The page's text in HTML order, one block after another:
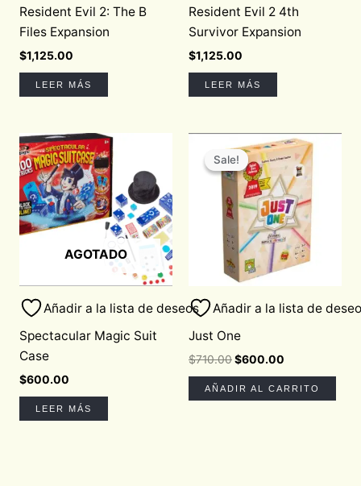
Resident Evil 2: The B
Files Expansion
$1,125.00
LEER MÁS
Resident Evil 2 4th
Survivor Expansion
$1,125.00
LEER MÁS
AGOTADO
Añadir a la lista de deseos
Spectacular Magic Suit
Case
$600.00
LEER MÁS
Sale!
Sale!
Añadir a la lista de
Just One
$710.00
Original
price
was:
$710.00.
$600.00
Current
price
is:
$600.00.
AÑADIR AL CARRITO